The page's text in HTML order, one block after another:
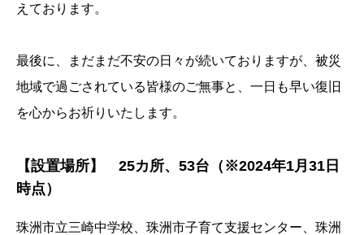
えております。
最後に、まだまだ不安の日々が続いておりますが、被災
地域で過ごされている皆様のご無事と、一日も早い復旧
を心からお祈りいたします。
【設置場所】 25カ所、53台（※2024年1月31日
時点）
珠洲市立三崎中学校、珠洲市子育て支援センター、珠洲